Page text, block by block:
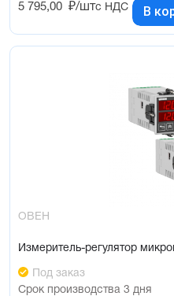
5 795,00 ₽/штс НДС В
ОВЕН
Измеритель-регулятор
Под заказ
Срок производства 3 дня